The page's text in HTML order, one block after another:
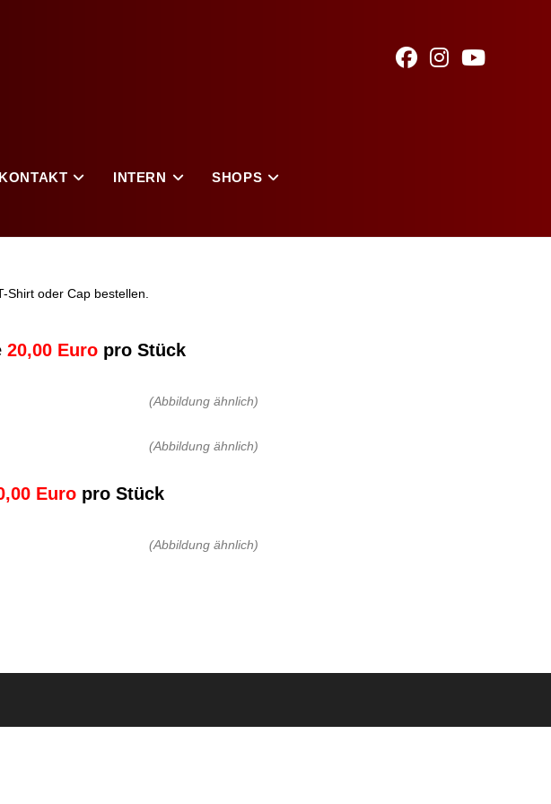
KONTAKT INTERN SHOPS
oder Cap bestellen.
20,00 Europro Stück
(Abbildung ähnlich)
(Abbildung ähnlich)
Europro Stück
(Abbildung ähnlich)